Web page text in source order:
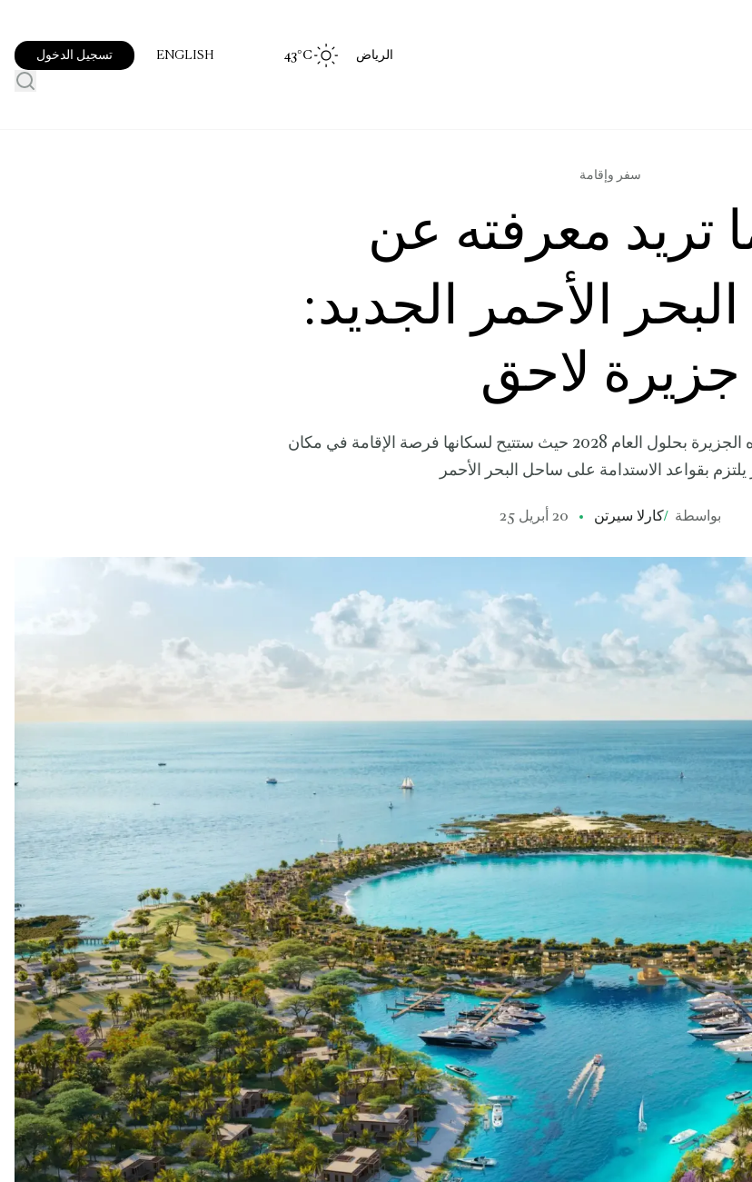
الرياض 43 °C
ENGLISH تسجيل الدخول
سفر وإقامة
تريد معرفته عن
الأحمر الجديد:
جزيرة لاحق
من المتوقع أن يتم افتتاح هذه الجزيرة بحلول العام 2028 حيث ستتيح لسكانها فرصة الإقامة في مكان
يلتزم بقواعد الاستدامة على ساحل البحر الأحمر
بواسطة /كارلا سيرتن 20 أبريل 25